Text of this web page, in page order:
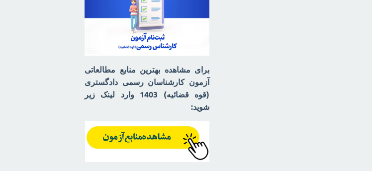
برای مشاهده بهترین منابع مطالعاتی
آزمون کارشناسان رسمی دادگستری
(قوه قضائیه) 1403 وارد لینک زیر
شوید: